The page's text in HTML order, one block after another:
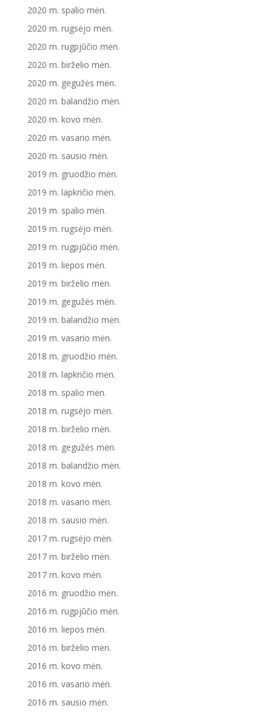
2020 m. spalio mėn.
2020 m. rugsėjo mėn.
2020 m. rugpjūčio mėn.
2020 m. birželio mėn.
2020 m. gegužės mėn.
2020 m. balandžio mėn.
2020 m. kovo mėn.
2020 m. vasario mėn.
2020 m. sausio mėn.
2019 m. gruodžio mėn.
2019 m. lapkričio mėn.
2019 m. spalio mėn.
2019 m. rugsėjo mėn.
2019 m. rugpjūčio mėn.
2019 m. liepos mėn.
2019 m. birželio mėn.
2019 m. gegužės mėn.
2019 m. balandžio mėn.
2019 m. vasario mėn.
2018 m. gruodžio mėn.
2018 m. lapkričio mėn.
2018 m. spalio mėn.
2018 m. rugsėjo mėn.
2018 m. birželio mėn.
2018 m. gegužės mėn.
2018 m. balandžio mėn.
2018 m. kovo mėn.
2018 m. vasario mėn.
2018 m. sausio mėn.
2017 m. rugsėjo mėn.
2017 m. birželio mėn.
2017 m. kovo mėn.
2016 m. gruodžio mėn.
2016 m. rugpjūčio mėn.
2016 m. liepos mėn.
2016 m. birželio mėn.
2016 m. kovo mėn.
2016 m. vasario mėn.
2016 m. sausio mėn.